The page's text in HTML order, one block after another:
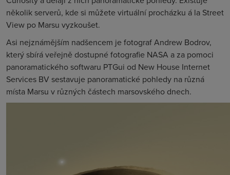
několik serverů, kde si můžete virtuální procházku á la Street
View po Marsu vyzkoušet.
Asi nejznámějším nadšencem je fotograf Andrew Bodrov,
který sbírá veřejně dostupné fotografie NASA a za pomoci
panoramatického softwaru PTGui od New House Internet
Services BV sestavuje panoramatické pohledy na různá
místa Marsu v různých částech marsovského dnech.